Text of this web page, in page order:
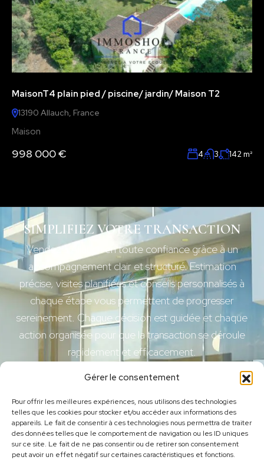
Gérer le consentement
Pour offrir les meilleures expériences, nous utilisons des technologies
telles que les cookies pour stocker et/ou accéder aux informations des
appareils. Le fait de consentir à ces technologies nous permettra de traiter
des données telles que le comportement de navigation ou les ID uniques
sur ce site. Le fait de ne pas consentir ou de retirer son consentement
peut avoir un effet négatif sur certaines caractéristiques et fonctions.
MaisonT4 plain pied / piscine/ jardin/ Maison T2
13190 Allauch, France
Maison
998 000 € 4 3 142m²
SIMPLIFIEZ VOTRE TRANSACTION
Vendez à Allauch en toute confiance grâce à un
accompagnement clair et structuré. Estimation
précise, visites planifiées et conseils personnalisés à
chaque étape vous permettent de progresser
sereinement. Chaque décision est guidée et chaque
action organisée pour que la transaction se déroule
rapidement et efficacement.
Nous intervenons aussi
Vente immobilière à Marseille 13008
Vente immobilière à La Valentine 13011
Vente immobilière à Marseille 13009
Vente immobilière à Marseille 13011
Menu
Accueil
Notre agence
Prestations
Nos biens
Bien vendu